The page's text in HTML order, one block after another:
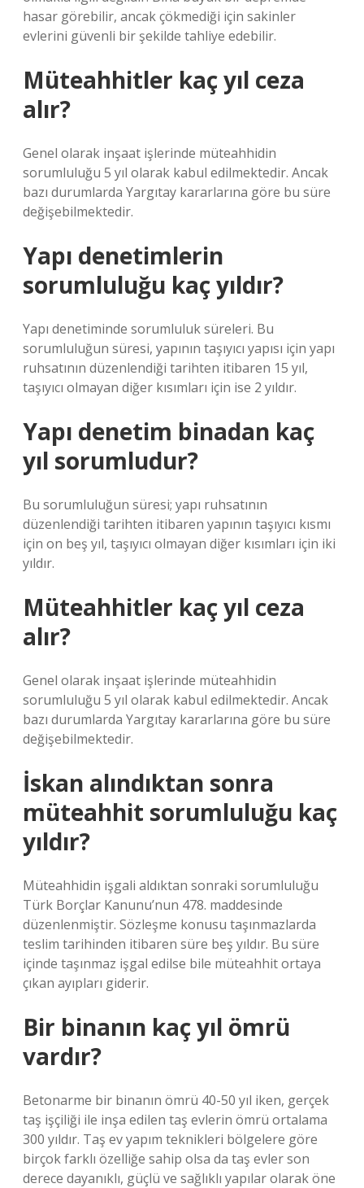
hasar görebilir, ancak çökmediği için sakinler
evlerini güvenli bir şekilde tahliye edebilir.
Müteahhitler kaç yıl ceza
alır?
Genel olarak inşaat işlerinde müteahhidin
sorumluluğu 5 yıl olarak kabul edilmektedir. Ancak
bazı durumlarda Yargıtay kararlarına göre bu süre
değişebilmektedir.
Yapı denetimlerin
sorumluluğu kaç yıldır?
Yapı denetiminde sorumluluk süreleri. Bu
sorumluluğun süresi, yapının taşıyıcı yapısı için yapı
ruhsatının düzenlendiği tarihten itibaren 15 yıl,
taşıyıcı olmayan diğer kısımları için ise 2 yıldır.
Yapı denetim binadan kaç
yıl sorumludur?
Bu sorumluluğun süresi; yapı ruhsatının
düzenlendiği tarihten itibaren yapının taşıyıcı kısmı
için on beş yıl, taşıyıcı olmayan diğer kısımları için iki
yıldır.
Müteahhitler kaç yıl ceza
alır?
Genel olarak inşaat işlerinde müteahhidin
sorumluluğu 5 yıl olarak kabul edilmektedir. Ancak
bazı durumlarda Yargıtay kararlarına göre bu süre
değişebilmektedir.
İskan alındıktan sonra
müteahhit sorumluluğu kaç
yıldır?
Müteahhidin işgali aldıktan sonraki sorumluluğu
Türk Borçlar Kanunu’nun 478. maddesinde
düzenlenmiştir. Sözleşme konusu taşınmazlarda
teslim tarihinden itibaren süre beş yıldır. Bu süre
içinde taşınmaz işgal edilse bile müteahhit ortaya
çıkan ayıpları giderir.
Bir binanın kaç yıl ömrü
vardır?
Betonarme bir binanın ömrü 40-50 yıl iken, gerçek
taş işçiliği ile inşa edilen taş evlerin ömrü ortalama
300 yıldır. Taş ev yapım teknikleri bölgelere göre
birçok farklı özelliğe sahip olsa da taş evler son
derece dayanıklı, güçlü ve sağlıklı yapılar olarak öne